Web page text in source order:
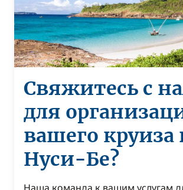
Свяжитесь с
для
вашего круиза
Нуси-Бе?